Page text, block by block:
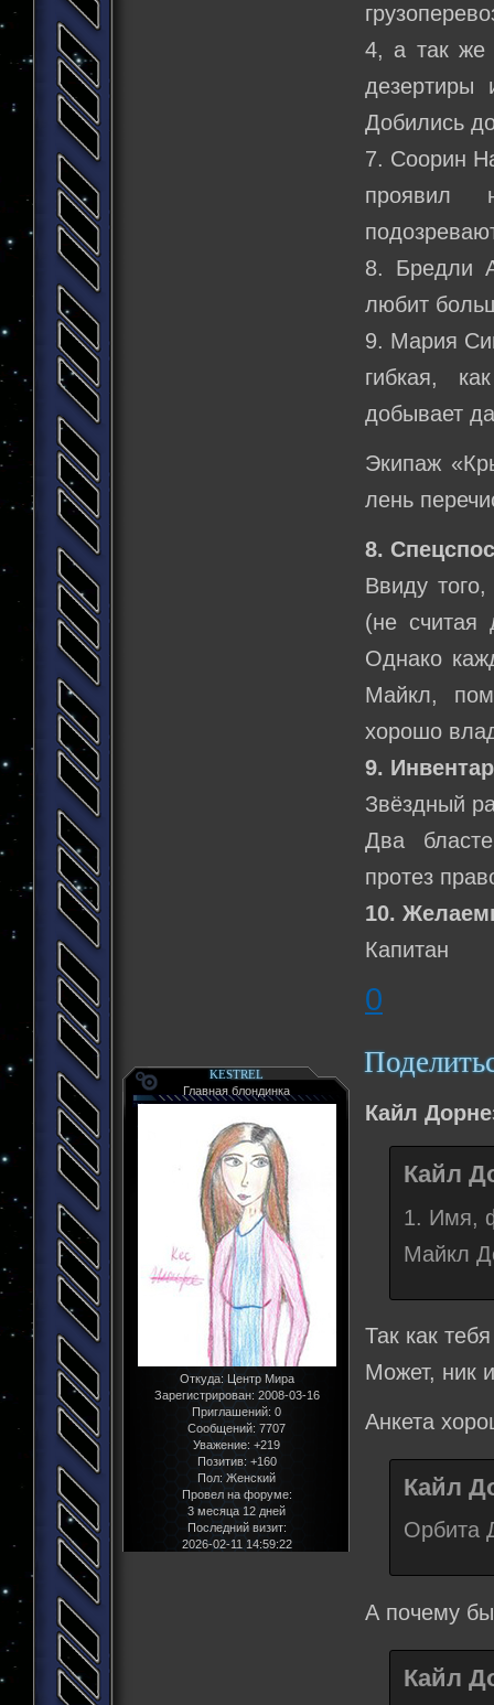
4, а так же
дезертиры
Добились
7. Соорин
проявил
8. Бредли
любит
9. Мария
гибкая,
добывает
Экипаж
лень
8.
Ввиду
(не считая
Однако
Майкл,
хорошо
9.
Звёздный
Два
протез
10.
Капитан
0
KESTREL
Главная блондинка
Откуда:Центр Мира
Зарегистрирован: 2008-03-16
Приглашений: 0
Сообщений: 7707
Уважение: +219
Позитив: +160
Пол:Женский
Провел на форуме:
3 месяца 12 дней
Последний визит:
2026-02-11 14:59:22
Кайл
Кайл
1. Имя,
Майкл
Так как
Может, ник
Анкета
Кайл
Орбита
А почему
Кайл